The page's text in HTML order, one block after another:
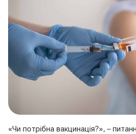
«Чи потрібна вакцинація?», –